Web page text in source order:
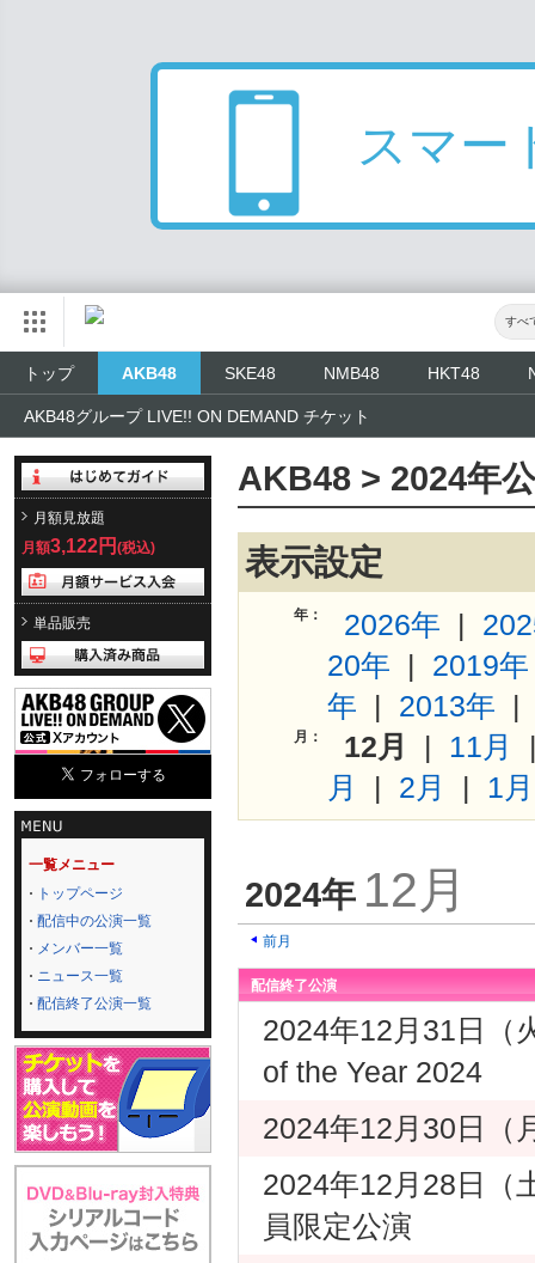
スマー
すべ
トップ AKB48 SKE48 NMB48 HKT48
AKB48グループ LIVE!! ON DEMAND チケット
月額見放題
月額3,122円 (税込)
単品販売
一覧メニュー
トップページ
配信中の公演一覧
メンバー一覧
ニュース一覧
配信終了公演一覧
AKB48 > 2024年
表示設定
年： 2026年 |
20年 | 2019年
年 | 2013年
月： 12月 | 11月
月
| 2月 | 1月
2024年 12月
前月
配信終了公演
2024年12月31日（
of the Year 2024
2024年12月30日（
2024年12月28日（
員限定公演